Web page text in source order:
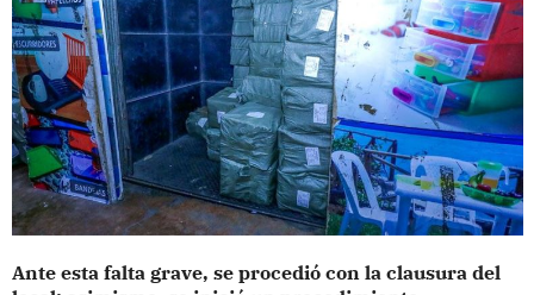
Ante esta falta grave, se procedió con la clausura del